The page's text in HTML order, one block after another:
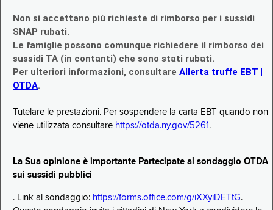
Non si accettano più richieste di rimborso per i sussidi
SNAP rubati.
Le famiglie possono comunque richiedere il rimborso dei
sussidi TA (in contanti) che sono stati rubati.
Per ulteriori informazioni, consultare Allerta truffe EBT |
OTDA.
Tutelare le prestazioni. Per sospendere la carta EBT quando non
viene utilizzata consultare https://otda.ny.gov/5261 .
La Sua opinione è importante Partecipate al sondaggio OTDA
sui sussidi pubblici
. Link al sondaggio: https://forms.office.com/g/iXXyiDETtG.